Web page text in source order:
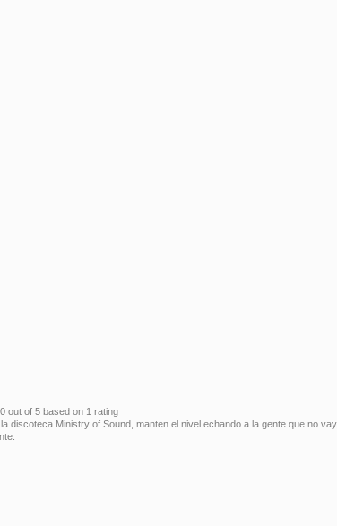
out of 5 based on 1 rating
discoteca Ministry of Sound, manten el nivel echando a la gente que no